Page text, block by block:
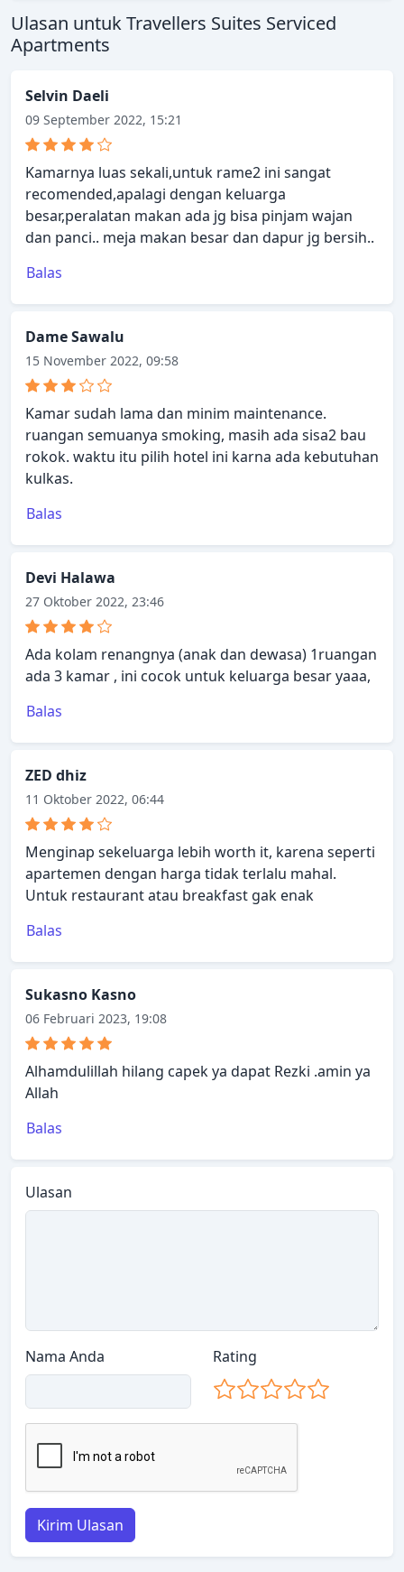
Ulasan untuk Travellers Suites Serviced
Apartments
Selvin Daeli
09 September 2022, 15:21
Kamarnya luas sekali,untuk rame2 ini sangat
recomended,apalagi dengan keluarga
besar,peralatan makan ada jg bisa pinjam wajan
dan panci.. meja makan besar dan dapur jg bersih..
Balas
Dame Sawalu
15 November 2022, 09:58
Kamar sudah lama dan minim maintenance.
ruangan semuanya smoking, masih ada sisa2 bau
rokok. waktu itu pilih hotel ini karna ada kebutuhan
kulkas.
Balas
Devi Halawa
27 Oktober 2022, 23:46
Ada kolam renangnya (anak dan dewasa) 1ruangan
ada 3 kamar , ini cocok untuk keluarga besar yaaa,
Balas
ZED dhiz
11 Oktober 2022, 06:44
Menginap sekeluarga lebih worth it, karena seperti
apartemen dengan harga tidak terlalu mahal.
Untuk restaurant atau breakfast gak enak
Balas
Sukasno Kasno
06 Februari 2023, 19:08
Alhamdulillah hilang capek ya dapat Rezki .amin ya
Allah
Balas
Ulasan
Nama Anda Rating
Kirim Ulasan